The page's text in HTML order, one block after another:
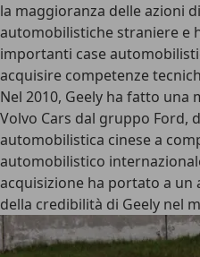
la maggioranza delle azioni
automobilistiche straniere e
importanti case
acquisire competenze
Nel 2010, Geely ha fatto una
Volvo Cars dal gruppo Ford,
automobilistica cinese a
automobilistico
acquisizione ha portato a
della credibilità di Geely nel